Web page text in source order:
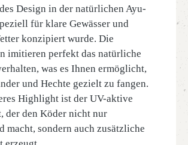
Design in der natürlichen Ayu-
für klare Gewässer und
konzipiert wurde. Die
imitieren perfekt das natürliche
was es Ihnen ermöglicht,
und Hechte gezielt zu fangen.
Highlight ist der UV-aktive
der den Köder nicht nur
macht, sondern auch zusätzliche